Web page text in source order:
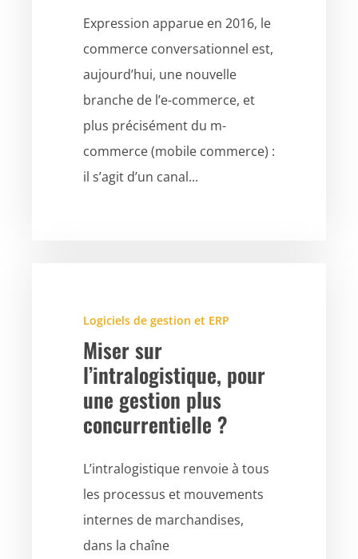
Expression apparue en 2016, le
commerce conversationnel est,
aujourd’hui, une nouvelle
branche de l’e-commerce, et
plus précisément du m-
commerce (mobile commerce) :
il s’agit d’un canal...
Logiciels de gestion et ERP
Miser sur
l’intralogistique, pour
une gestion plus
concurrentielle ?
L’intralogistique renvoie à tous
les processus et mouvements
internes de marchandises,
dans la chaîne